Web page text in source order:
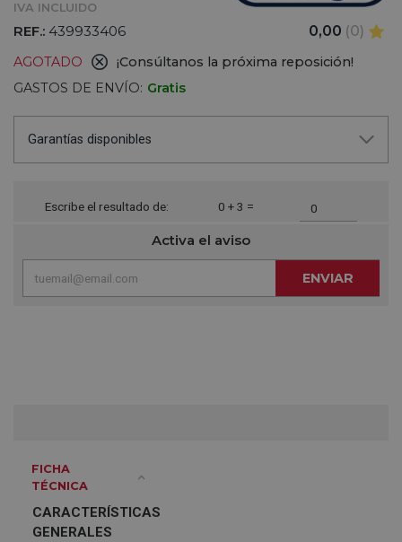
IVA INCLUIDO
REF.: 439933406 0,00 (0)
AGOTADO
¡Consúltanos la próxima reposición!
GASTOS DE ENVÍO: Gratis
Garantías disponibles
Escribe el resultado de: 0 + 3 =
Activa el aviso
ENVIAR
FICHA
TÉCNICA
CARACTERÍSTICAS
GENERALES